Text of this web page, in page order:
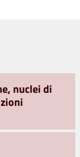
nuclei di